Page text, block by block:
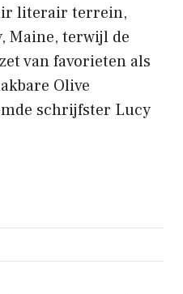
literair terrein,
Maine, terwijl de
van favorieten als
Olive
schrijfster Lucy